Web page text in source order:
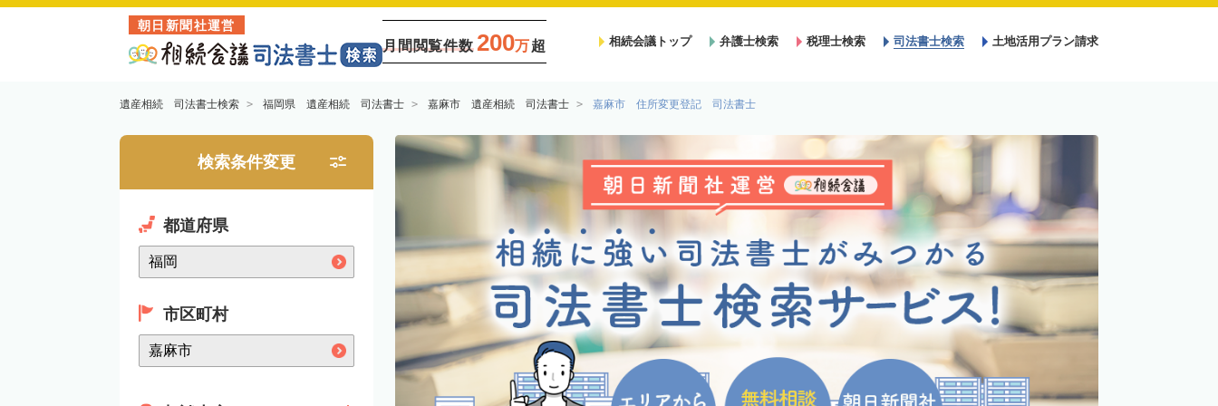
朝日新聞社運営
月間閲覧件数 200万超 相続会議トップ 弁護士検索 税理士検索 司法書士検索 土地活用プラン請求
遺産相続 司法書士検索 福岡県 遺産相続 司法書士 嘉麻市 遺産相続 司法書士 嘉麻市 住所変更登記 司法書士
検索条件変更
都道府県
市区町村